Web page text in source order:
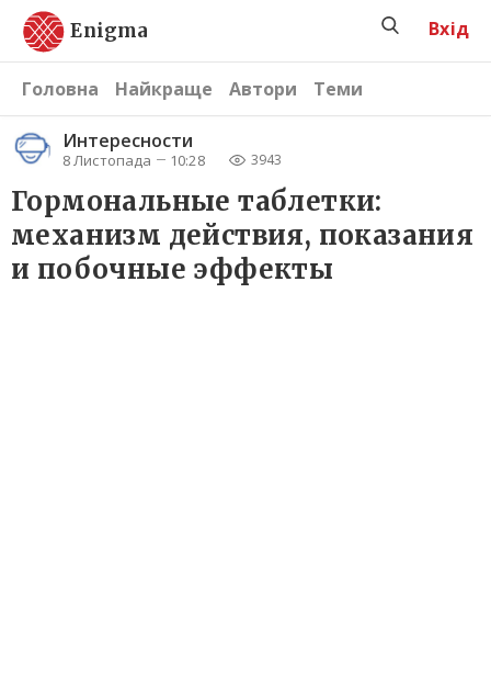
Enigma
Головна Найкраще Автори Теми
Вхід
Интересности
8 Листопада 10:28 3943
Гормональные таблетки:
механизм действия, показания
и побочные эффекты